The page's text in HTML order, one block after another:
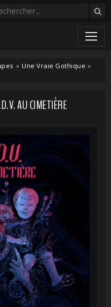
» Une Vraie Gothique »
AU CIMETIÈRE